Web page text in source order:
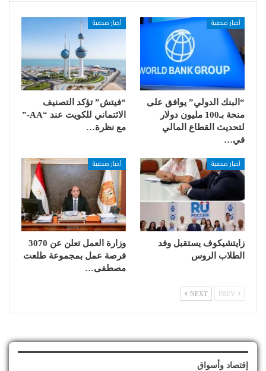
أخبار صحفية
“البنك الدولي” يوافق على
منحة بـ100 مليون دولار
لتحديث القطاع المالي
في…
أخبار صحفية
“فيتش” تؤكد التصنيف
الائتماني للكويت عند “AA-”
مع نظرة…
أخبار صحفية
زايتشيكوف يستقبل وفد
الطلاب الروس
أخبار صحفية
وزارة العمل تعلن عن 3070
فرصة عمل بمجموعة طلعت
مصطفى…
NEXT
إقتصاد وأسواق